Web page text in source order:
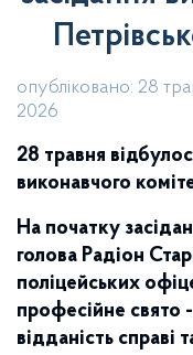
опубліковано: 28
2026
28 травня
виконавчого
На початку
голова Радіон
поліцейських
професійне свято
відданість справі